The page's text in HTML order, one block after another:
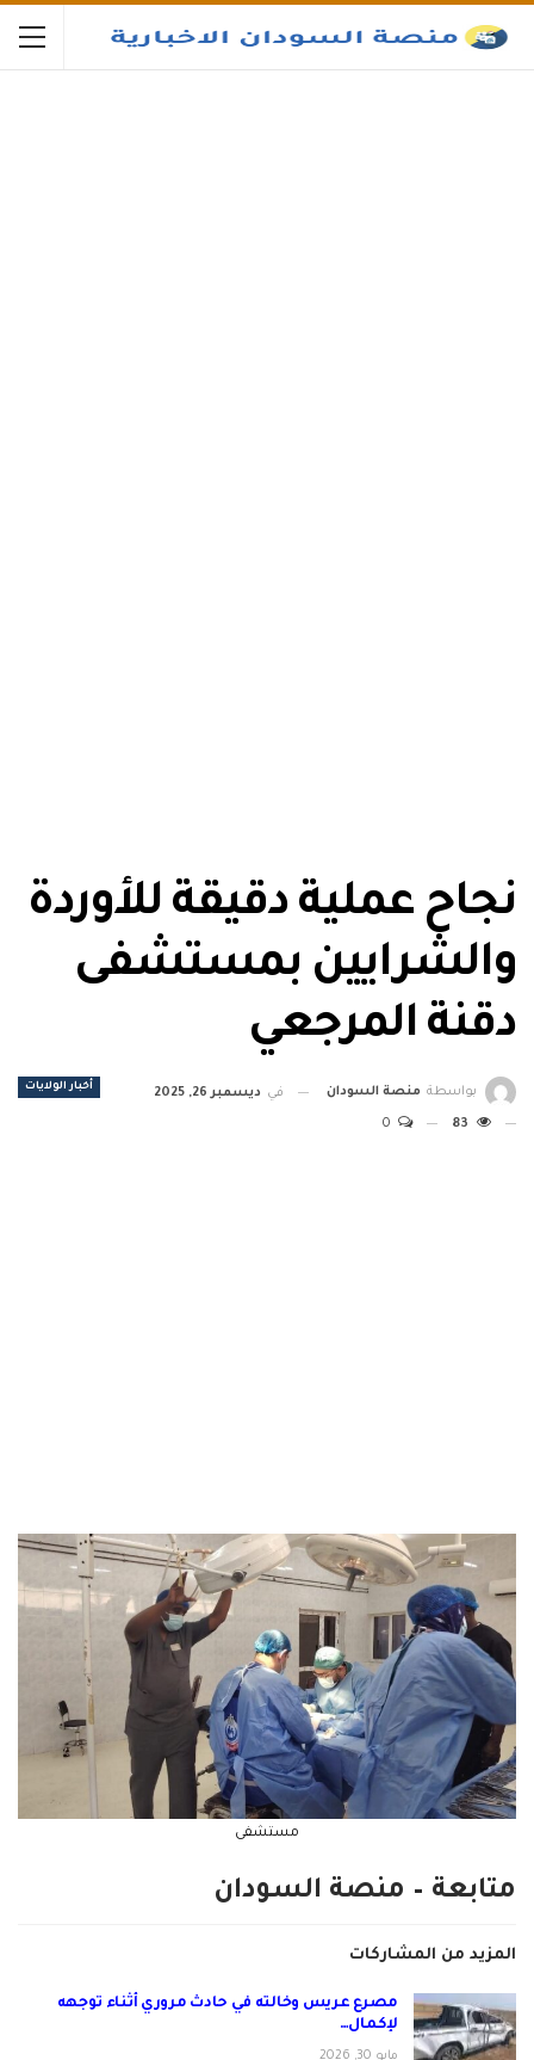
نجاح عملية دقيقة للأوردة
والشرايين بمستشفى
دقنة المرجعي
أخبار الولايات بواسطة منصة السودان في ديسمبر 26, 2025
83
مستشفى
متابعة – منصة السودان
المزيد من المشاركات
مصرع عريس وخالته في حادث مروري أثناء توجهه
لإكمال…
مايو 30, 2026